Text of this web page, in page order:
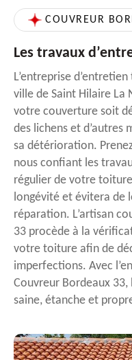
COUVREUR
Les travaux
L’entreprise
ville de Saint Hilaire La
votre couverture soit
des lichens et d’autres
sa détérioration.
nous confiant les
régulier de votre
longévité et évitera de
réparation. L’artisan
33 procède à la
votre toiture afin de
imperfections. Avec
Couvreur Bordeaux
saine, étanche et